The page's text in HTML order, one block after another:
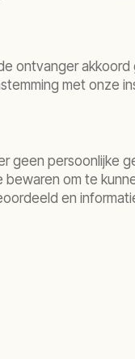
ontvanger
met onze
geen persoonlijke
om te
en